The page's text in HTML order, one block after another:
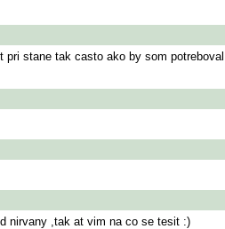
stane tak casto ako by som
nirvany ,tak at vim na co se tesit :)